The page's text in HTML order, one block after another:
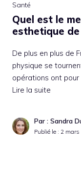
Santé
Quel est le
esthetique de
De plus en plus de
physique se
opérations ont pour
Lire la suite
Par : Sandra
Publié le : 2 mars